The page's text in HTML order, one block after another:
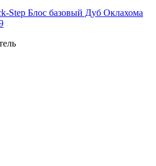
Step Блос базовый Дуб Оклахома